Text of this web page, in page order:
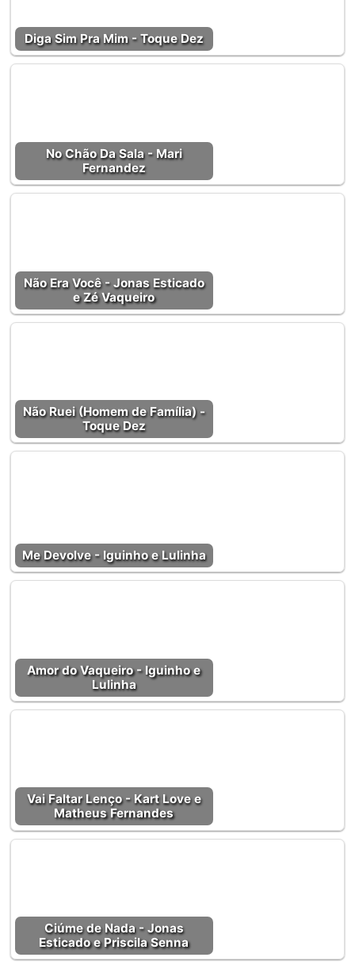
Diga Sim Pra Mim - Toque Dez
No Chão Da Sala - Mari
Fernandez
Não Era Você - Jonas Esticado
e Zé Vaqueiro
Não Ruei (Homem de Família) -
Toque Dez
Me Devolve - Iguinho e Lulinha
Amor do Vaqueiro - Iguinho e
Lulinha
Vai Faltar Lenço - Kart Love e
Matheus Fernandes
Ciúme de Nada - Jonas
Esticado e Priscila Senna